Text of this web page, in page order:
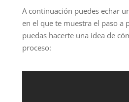
A continuación puedes echar
en el que te muestra el paso a
puedas hacerte una idea de
proceso: